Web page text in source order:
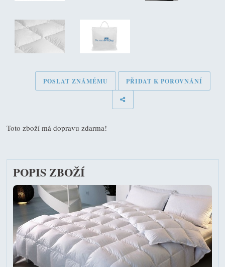
POSLAT ZNÁMÉMU PŘIDAT K POROVNÁNÍ
Toto zboží má dopravu zdarma!
POPIS ZBOŽÍ